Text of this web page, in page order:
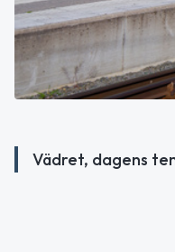
Vädret, dagens